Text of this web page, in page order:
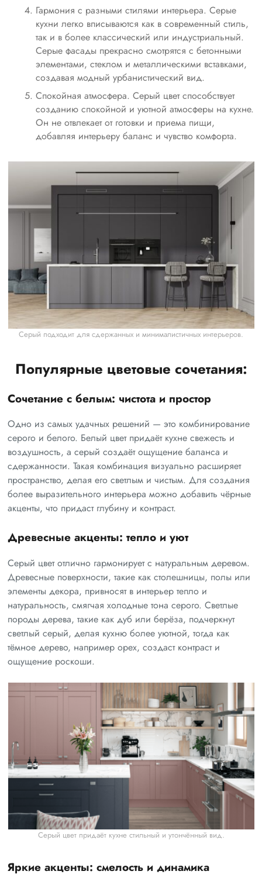
Гармония с разными стилями интерьера. Серые
кухни легко вписываются как в современный стиль,
так и в более классический или индустриальный.
Серые фасады прекрасно смотрятся с бетонными
элементами, стеклом и металлическими вставками,
создавая модный урбанистический вид.
Спокойная атмосфера. Серый цвет способствует
созданию спокойной и уютной атмосферы на кухне.
Он не отвлекает от готовки и приема пищи,
добавляя интерьеру баланс и чувство комфорта.
Серый подходит для сдержанных и минималистичных интерьеров.
Популярные цветовые сочетания:
Сочетание с белым: чистота и простор
Одно из самых удачных решений — это комбинирование
серого и белого. Белый цвет придаёт кухне свежесть и
воздушность, а серый создаёт ощущение баланса и
сдержанности. Такая комбинация визуально расширяет
пространство, делая его светлым и чистым. Для создания
более выразительного интерьера можно добавить чёрные
акценты, что придаст глубину и контраст.
Древесные акценты: тепло и уют
Серый цвет отлично гармонирует с натуральным деревом.
Древесные поверхности, такие как столешницы, полы или
элементы декора, привносят в интерьер тепло и
натуральность, смягчая холодные тона серого. Светлые
породы дерева, такие как дуб или берёза, подчеркнут
светлый серый, делая кухню более уютной, тогда как
тёмное дерево, например орех, создаст контраст и
ощущение роскоши.
Серый цвет придаёт кухне стильный и утончённый вид.
Яркие акценты: смелость и динамика